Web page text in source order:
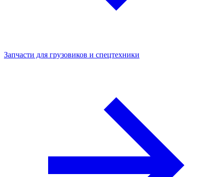
Запчасти для грузовиков и спецтехники